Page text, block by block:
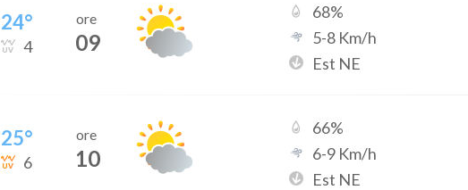
24°
4
ore
09
68%
5-8 Km/h
Est NE
25°
6
ore
10
66%
6-9 Km/h
Est NE